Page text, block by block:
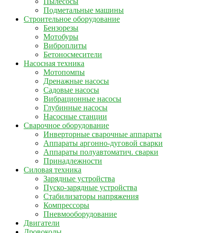
Подметальные машины
Строительное оборудование
Бензорезы
Мотобуры
Виброплиты
Бетоносмесители
Насосная техника
Мотопомпы
Дренажные насосы
Садовые насосы
Вибрационные насосы
Глубинные насосы
Насосные станции
Сварочное оборудование
Инверторные сварочные аппараты
Аппараты аргонно-дуговой сварки
Аппараты полуавтоматич. сварки
Принадлежности
Силовая техника
Зарядные устройства
Пуско-зарядные устройства
Стабилизаторы напряжения
Компрессоры
Пневмооборудование
Двигатели